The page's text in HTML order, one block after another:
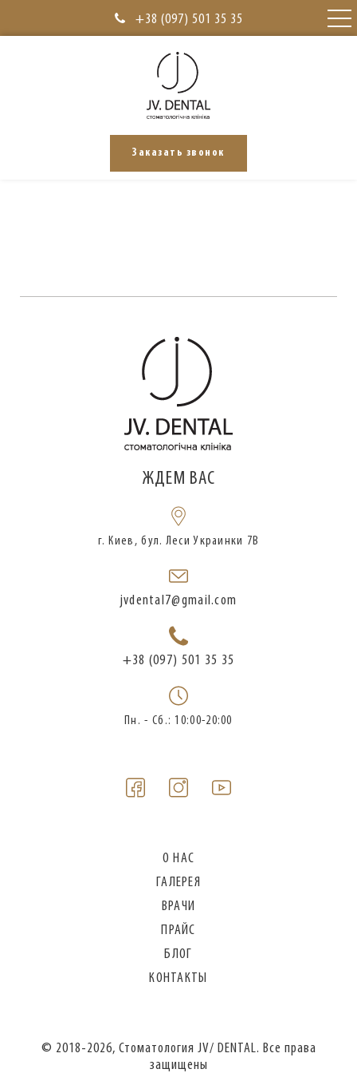
+38 (097) 501 35 35
Заказать звонок
БЛОГ
ЖДЕМ ВАС
г. Киев, бул. Леси Украинки 7В
jvdental7@gmail.com
+38 (097) 501 35 35
Пн. - Сб.: 10:00-20:00
О НАС
ГАЛЕРЕЯ
ВРАЧИ
ПРАЙС
БЛОГ
КОНТАКТЫ
© 2018-2026, Стоматология JV/ DENTAL. Все права
защищены